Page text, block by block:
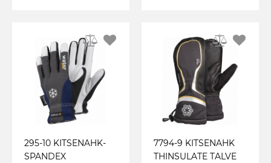
295-10 KITSENAHK-
SPANDEX
7794-9 KITSENAHK
THINSULATE TALVE